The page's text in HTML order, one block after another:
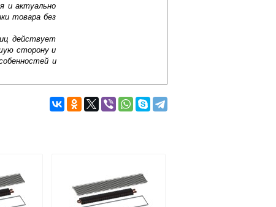
и актуально
товара без
действует
сторону и
и
Подробнее об оплате